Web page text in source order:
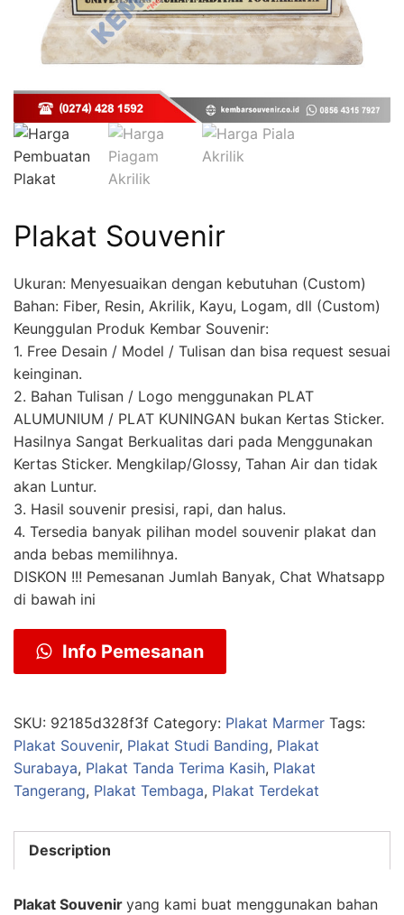
Plakat Souvenir
Ukuran: Menyesuaikan dengan kebutuhan (Custom)
Bahan: Fiber, Resin, Akrilik, Kayu, Logam, dll (Custom)
Keunggulan Produk Kembar Souvenir:
1. Free Desain / Model / Tulisan dan bisa request sesuai
keinginan.
2. Bahan Tulisan / Logo menggunakan PLAT
ALUMUNIUM / PLAT KUNINGAN bukan Kertas Sticker.
Hasilnya Sangat Berkualitas dari pada Menggunakan
Kertas Sticker. Mengkilap/Glossy, Tahan Air dan tidak
akan Luntur.
3. Hasil souvenir presisi, rapi, dan halus.
4. Tersedia banyak pilihan model souvenir plakat dan
anda bebas memilihnya.
DISKON !!! Pemesanan Jumlah Banyak, Chat Whatsapp
di bawah ini
Info Pemesanan
SKU: 92185d328f3f Category: Plakat Marmer Tags:
Plakat Souvenir, Plakat Studi Banding, Plakat
Surabaya, Plakat Tanda Terima Kasih, Plakat
Tangerang, Plakat Tembaga, Plakat Terdekat
Description
Plakat Souvenir yang kami buat menggunakan bahan